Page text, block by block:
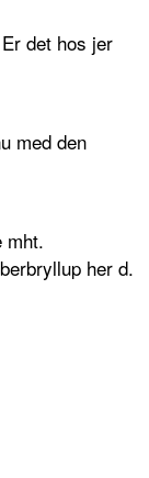
det hos jer
med den
mht.
her d.